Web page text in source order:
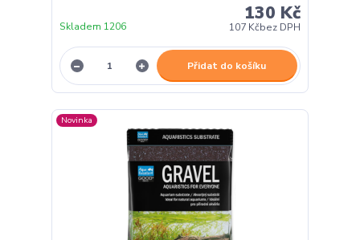
130 Kč
107 Kčbez DPH
Skladem 1206
Přidat do košíku
Novinka